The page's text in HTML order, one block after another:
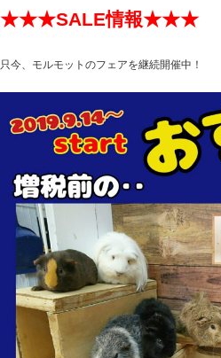
★★★SALE情報★★★
只今、モルモットのフェアを継続開催中！